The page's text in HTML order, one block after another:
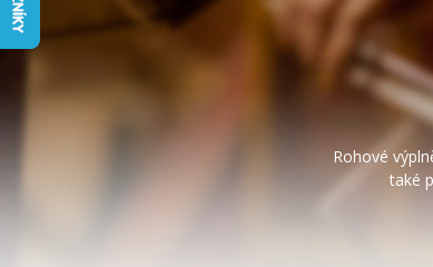
Rohové
také